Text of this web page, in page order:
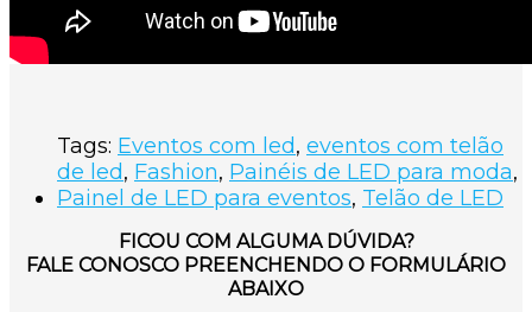
Tags: Eventos com led, eventos com telão
de led, Fashion, Painéis de LED para moda,
Painel de LED para eventos, Telão de LED
FICOU COM ALGUMA DÚVIDA?
FALE CONOSCO PREENCHENDO O FORMULÁRIO
ABAIXO